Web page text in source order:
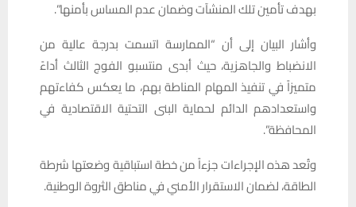
بهدف تأمين تلك المنشآت وضمان عدم المساس بأمنها”.
وأشار البيان إلى أن “الممارسة اتسمت بدرجة عالية من
الانضباط والجاهزية، حيث أبدى منتسبو الفوج الثالث أداءً
متميزاً في تنفيذ المهام المناطة بهم، ما يعكس كفاءتهم
واستعدادهم الدائم لحماية البنى التحتية الاقتصادية في
المحافظة”.
وتُعد هذه الإجراءات جزءاً من خطة استباقية وضعتها شرطة
الطاقة، لضمان الاستقرار الأمني في مناطق الثروة الوطنية.